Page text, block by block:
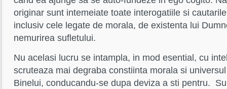
originar sunt intemeiate toate interogatiile si
inclusiv cele legate de morala, de existenta lui
nemurirea sufletului.
Nu acelasi lucru se intampla, in mod esential, cu
scruteaza mai degraba constiinta morala si
Binelui, conducandu-se dupa deviza a sti pentru.